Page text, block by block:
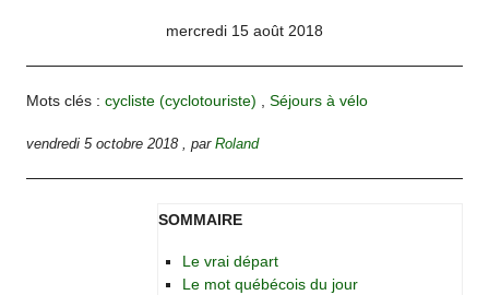
mercredi 15 août 2018
Mots clés :cycliste (cyclotouriste) ,Séjours à vélo
vendredi 5 octobre 2018 ,parRoland
SOMMAIRE
Le vrai départ
Le mot québécois du jour